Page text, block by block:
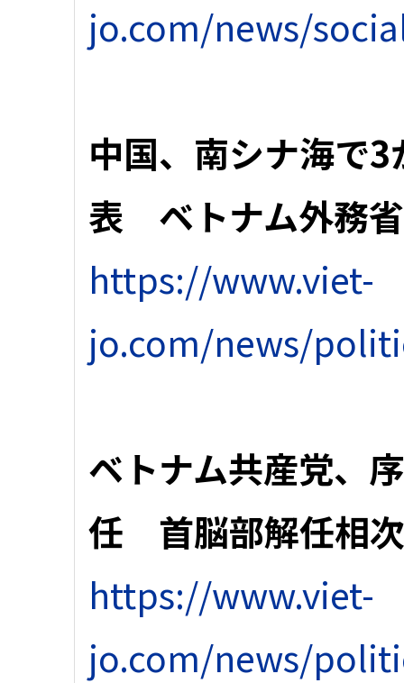
jo.com/news/
中国、南シナ海で
表 ベトナム外務
https://www.viet-
jo.com/news/
ベトナム共産党、
任 首脳部解任相
https://www.viet-
jo.com/news/